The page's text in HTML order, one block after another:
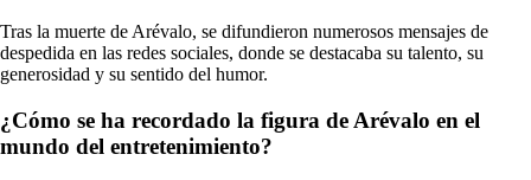
Tras la muerte de Arévalo, se difundieron numerosos mensajes de
despedida en las redes sociales, donde se destacaba su talento, su
generosidad y su sentido del humor.
¿Cómo se ha recordado la figura de Arévalo en el
mundo del entretenimiento?